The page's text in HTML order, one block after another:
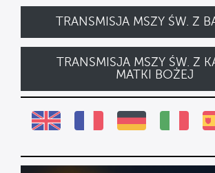
TRANSMISJA MSZY ŚW. Z
TRANSMISJA MSZY ŚW. Z
MATKI BOŻEJ